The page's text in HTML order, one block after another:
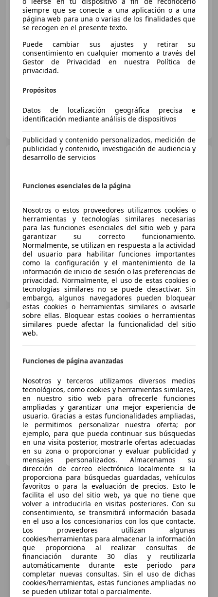
Advance BlueMotion Tech
€ 13.523
Súperoferta
10/2019
AUTOHERO MÁLAGA
Volkswagen Golf
Sincomparación
01/2015 39.910 km Diésel 110 kW (150 CV)
AUTO ELAND BARCELONA
ES-08029 BARCELONA
Volkswagen Golf2.0 TDI
140cv DPF Sport
€ 5.200
Buen precio
01/2008 202.300 km Diésel 100 kW (136 CV)
Clidrive Group
ES-28006 MADRID
siempre que se conecte a una aplicación o a una
página web para una o varias de los finalidades que
se recogen en el presente texto.
Puede cambiar sus ajustes y retirar su
consentimiento en cualquier momento a través del
Gestor de Privacidad en nuestra Política de
privacidad.
Propósitos
Datos de localización geográfica precisa e
identificación mediante análisis de dispositivos
Publicidad y contenido personalizados, medición de
publicidad y contenido, investigación de audiencia y
desarrollo de servicios
Funciones esenciales de la página
Nosotros o estos proveedores utilizamos cookies o
herramientas y tecnologías similares necesarias
para las funciones esenciales del sitio web y para
garantizar su correcto funcionamiento.
Normalmente, se utilizan en respuesta a la actividad
del usuario para habilitar funciones importantes
como la configuración y el mantenimiento de la
información de inicio de sesión o las preferencias de
privacidad. Normalmente, el uso de estas cookies o
tecnologías similares no se puede desactivar. Sin
embargo, algunos navegadores pueden bloquear
estas cookies o herramientas similares o avisarle
sobre ellas. Bloquear estas cookies o herramientas
similares puede afectar la funcionalidad del sitio
web.
Funciones de página avanzadas
Nosotros y terceros utilizamos diversos medios
tecnológicos, como cookies y herramientas similares,
en nuestro sitio web para ofrecerle funciones
ampliadas y garantizar una mejor experiencia de
usuario. Gracias a estas funcionalidades ampliadas,
le permitimos personalizar nuestra oferta; por
ejemplo, para que pueda continuar sus búsquedas
en una visita posterior, mostrarle ofertas adecuadas
en su zona o proporcionar y evaluar publicidad y
mensajes personalizados. Almacenamos su
dirección de correo electrónico localmente si la
proporciona para búsquedas guardadas, vehículos
favoritos o para la evaluación de precios. Esto le
facilita el uso del sitio web, ya que no tiene que
volver a introducirla en visitas posteriores. Con su
consentimiento, se transmitirá información basada
en el uso a los concesionarios con los que contacte.
Los proveedores utilizan algunas
cookies/herramientas para almacenar la información
que proporciona al realizar consultas de
financiación durante 30 días y reutilizarla
automáticamente durante este periodo para
completar nuevas consultas. Sin el uso de dichas
cookies/herramientas, estas funciones ampliadas no
se pueden utilizar total o parcialmente.